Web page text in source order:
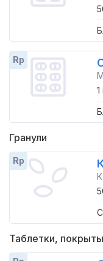
Rp
1
Гранули
Rp
Таблетки,